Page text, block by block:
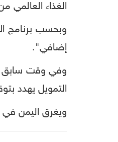
الغذاء العالمي
وبحسب برنامج
إضافي".
وفي وقت سابق
التمويل يهدد
ويغرق اليمن في